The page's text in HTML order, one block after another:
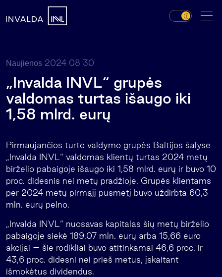
Naujienos 2024 08 30
„Invalda INVL“ grupės
valdomas turtas išaugo iki
1,58 mlrd. eurų
Pirmaujančios turto valdymo grupės Baltijos šalyse
„Invalda INVL“ valdomas klientų turtas 2024 metų
birželio pabaigoje išaugo iki 1,58 mlrd. eurų ir buvo 10
proc. didesnis nei metų pradžioje. Grupės klientams
per 2024 metų pirmąjį pusmetį buvo uždirbta 60,3
mln. eurų pelno.
„Invalda INVL“ nuosavas kapitalas šių metų birželio
pabaigoje siekė 189,07 mln. eurų arba 15,66 euro
akcijai – šie rodikliai buvo atitinkamai 46,6 proc. ir
43,6 proc. didesni nei prieš metus, įskaitant
išmokėtus dividendus.